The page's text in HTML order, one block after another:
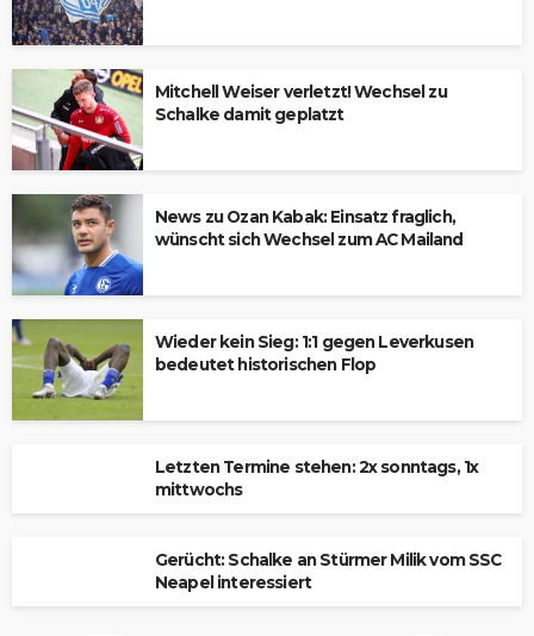
Mitchell Weiser verletzt! Wechsel zu
Schalke damit geplatzt
News zu Ozan Kabak: Einsatz fraglich,
wünscht sich Wechsel zum AC Mailand
Wieder kein Sieg: 1:1 gegen Leverkusen
bedeutet historischen Flop
Letzten Termine stehen: 2x sonntags, 1x
mittwochs
Gerücht: Schalke an Stürmer Milik vom SSC
Neapel interessiert